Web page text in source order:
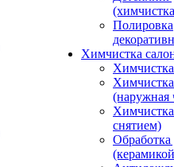
Полировка
Химчистка
(наружная
снятием)
Обработка